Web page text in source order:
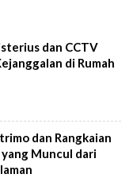
dan CCTV
di Rumah
dan Rangkaian
Muncul dari